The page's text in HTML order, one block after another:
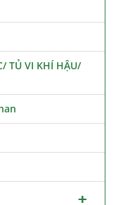
TỦ VI KHÍ HẬU/